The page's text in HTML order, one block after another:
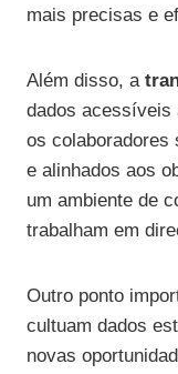
mais precisas e
Além disso, a
dados acessíveis
os colaboradores
e alinhados aos
um ambiente de
trabalham em
Outro ponto
cultuam dados
novas